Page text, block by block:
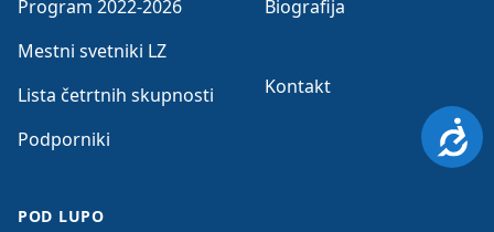
Program 2022-2026
Mestni svetniki LZ
Lista četrtnih skupnosti
Podporniki
POD LUPO
Biografija
Kontakt